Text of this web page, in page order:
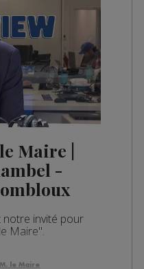
Maire |
-
notre invité pour
Maire".
le Maire